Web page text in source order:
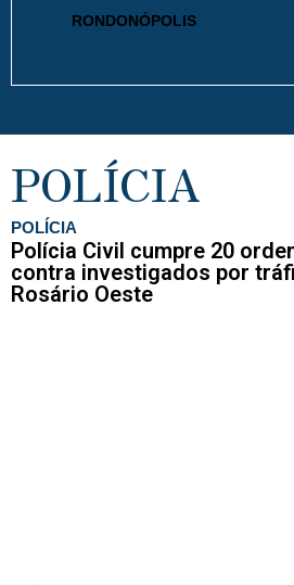
POLÍCIA
POLÍCIA
Polícia Civil cumpre 20
contra investigados por
Rosário Oeste